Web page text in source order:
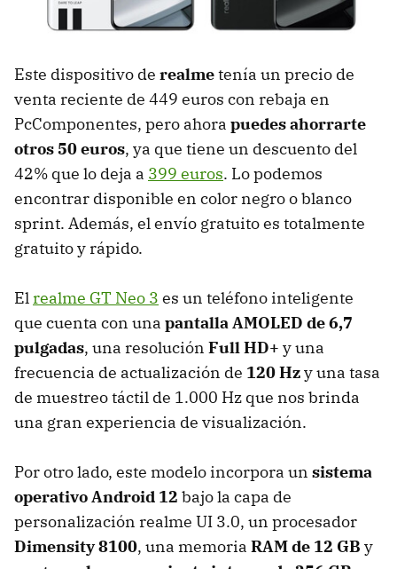
Este dispositivo de realmetenía un precio de
venta reciente de 449 euros con rebaja en
PcComponentes, pero ahora puedes ahorrarte
otros 50 euros, ya que tiene un descuento del
42% que lo deja a 399 euros. Lo podemos
encontrar disponible en color negro o blanco
sprint. Además, el envío gratuito es totalmente
gratuito y rápido.
Elrealme GT Neo 3 es un teléfono inteligente
que cuenta con una pantalla AMOLED de 6,7
pulgadas, una resolución Full HD+ y una
frecuencia de actualización de 120 Hzy una tasa
de muestreo táctil de 1.000 Hz que nos brinda
una gran experiencia de visualización.
Por otro lado, este modelo incorpora un sistema
operativo Android 12 bajo la capa de
personalización realme UI 3.0, un procesador
Dimensity 8100, una memoria RAM de 12 GB y